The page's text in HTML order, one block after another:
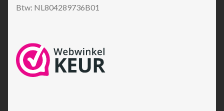
Btw: NL804289736B01